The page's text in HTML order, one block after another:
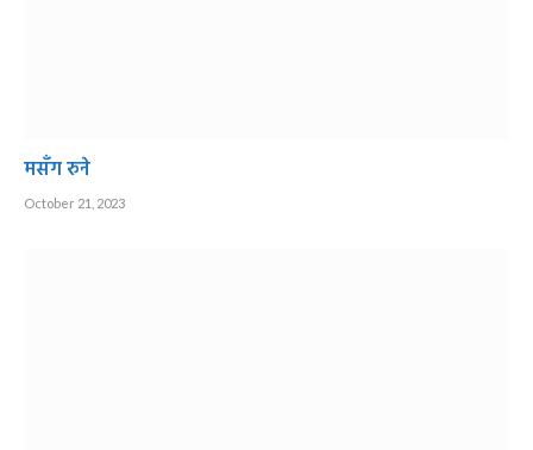
मसँग रुने
October 21, 2023